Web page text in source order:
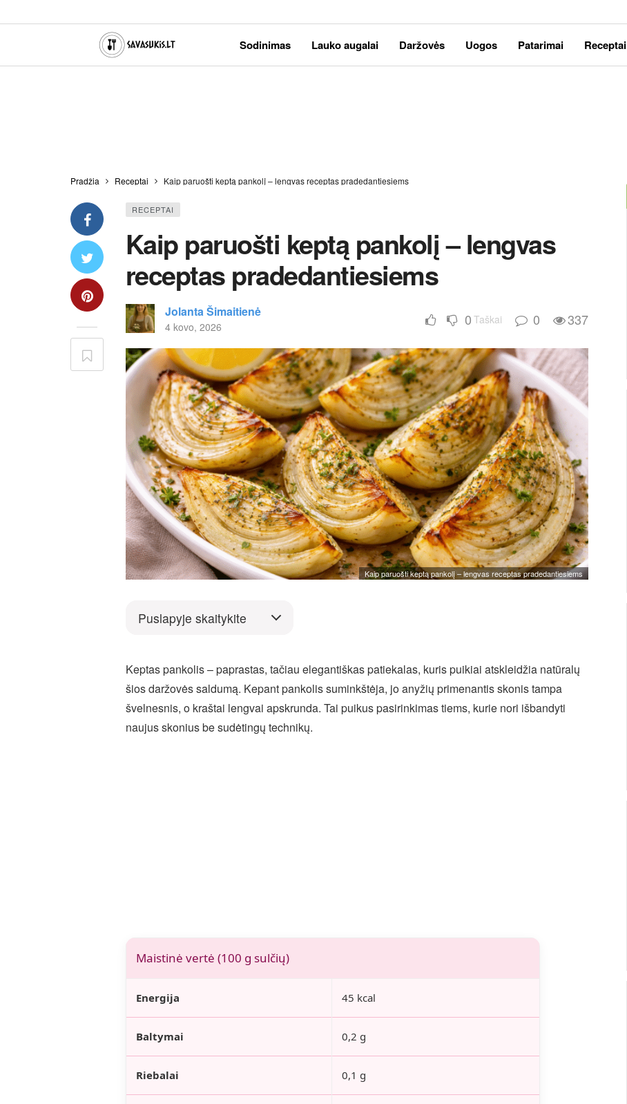
Sodinimas Lauko augalai Daržovės Uogos Patarimai Receptai
Pradžia Receptai Kaip paruošti keptą pankolį – lengvas receptas pradedantiesiems
RECEPTAI
Kaip paruošti keptą pankolį – lengvas
receptas pradedantiesiems
Jolanta Šimaitienė
4 kovo, 2026 0 Taškai 0 337
Kaip paruošti keptą pankolį – lengvas receptas pradedantiesiems
Puslapyje skaitykite
Keptas pankolis – paprastas, tačiau elegantiškas patiekalas, kuris puikiai atskleidžia natūralų
šios daržovės saldumą. Kepant pankolis suminkštėja, jo anyžių primenantis skonis tampa
švelnesnis, o kraštai lengvai apskrunda. Tai puikus pasirinkimas tiems, kurie nori išbandyti
naujus skonius be sudėtingų technikų.
Maistinė vertė (100 g sulčių)
Energija 45 kcal
Baltymai 0,2 g
Riebalai 0,1 g